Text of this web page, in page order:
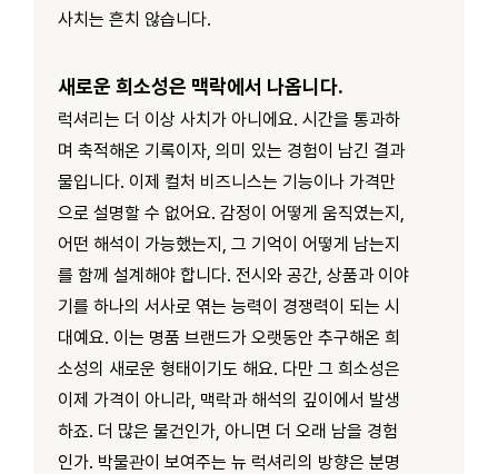
사치는 흔치 않습니다.
새로운 희소성은 맥락에서 나옵니다.
럭셔리는 더 이상 사치가 아니에요. 시간을 통과하
며 축적해온 기록이자, 의미 있는 경험이 남긴 결과
물입니다. 이제 컬처 비즈니스는 기능이나 가격만
으로 설명할 수 없어요. 감정이 어떻게 움직였는지,
어떤 해석이 가능했는지, 그 기억이 어떻게 남는지
를 함께 설계해야 합니다. 전시와 공간, 상품과 이야
기를 하나의 서사로 엮는 능력이 경쟁력이 되는 시
대예요. 이는 명품 브랜드가 오랫동안 추구해온 희
소성의 새로운 형태이기도 해요. 다만 그 희소성은
이제 가격이 아니라, 맥락과 해석의 깊이에서 발생
하죠. 더 많은 물건인가, 아니면 더 오래 남을 경험
인가. 박물관이 보여주는 뉴 럭셔리의 방향은 분명